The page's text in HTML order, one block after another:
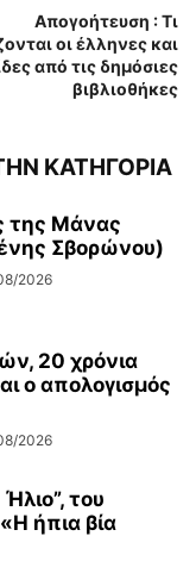
Απογοήτευση : Τι
οι έλληνες και
από τις δημόσιες
βιβλιοθήκες
ΚΑΤΗΓΟΡΙΑ
της Μάνας
Σβορώνου)
2026
20 χρόνια
ο απολογισμός
2026
του
ήπια βία